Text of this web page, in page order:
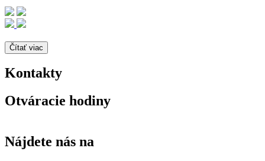
Čítať viac
Kontakty
Otváracie hodiny
Nájdete nás na